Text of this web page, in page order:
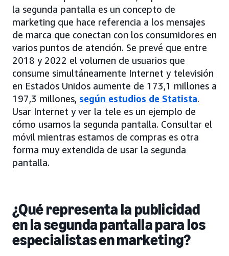
la segunda pantalla es un concepto de
marketing que hace referencia a los mensajes
de marca que conectan con los consumidores en
varios puntos de atención. Se prevé que entre
2018 y 2022 el volumen de usuarios que
consume simultáneamente Internet y televisión
en Estados Unidos aumente de 173,1 millones a
197,3 millones, según estudios de Statista.
Usar Internet y ver la tele es un ejemplo de
cómo usamos la segunda pantalla. Consultar el
móvil mientras estamos de compras es otra
forma muy extendida de usar la segunda
pantalla.
¿Qué representa la publicidad
en la segunda pantalla para los
especialistas en marketing?